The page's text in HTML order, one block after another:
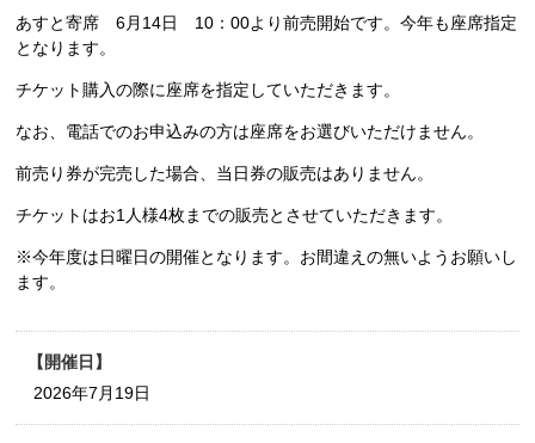
あすと寄席 6月14日 10：00より前売開始です。今年も座席指定
となります。
チケット購入の際に座席を指定していただきます。
なお、電話でのお申込みの方は座席をお選びいただけません。
前売り券が完売した場合、当日券の販売はありません。
チケットはお1人様4枚までの販売とさせていただきます。
※今年度は日曜日の開催となります。お間違えの無いようお願いし
ます。
開催日
2026年7月19日